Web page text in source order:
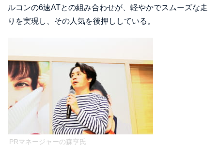
ルコンの6速ATとの組み合わせが、軽やかでスムーズな走
りを実現し、その人気を後押ししている。
PRマネージャーの森亨氏